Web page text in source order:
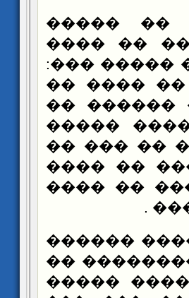
���� ���
������
����� ��
�� �����
���� ������ ���ӡ ���
���
�����
�����
�����.
����� ���
��� �����
���� ��� ���ȡ